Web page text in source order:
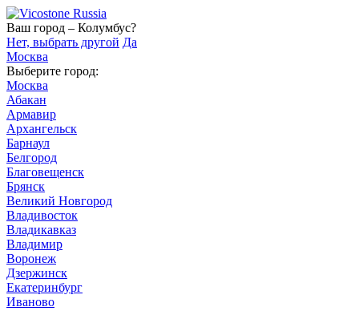
Ваш город – Колумбус?
Нет, выбрать другой Да
Москва
Выберите город:
Москва
Абакан
Армавир
Архангельск
Барнаул
Белгород
Благовещенск
Брянск
Великий Новгород
Владивосток
Владикавказ
Владимир
Воронеж
Дзержинск
Екатеринбург
Иваново